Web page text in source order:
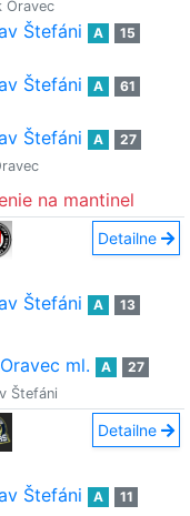
Oravec
Štefáni A
15
Štefáni A
61
Štefáni A
27
na mantinel
Detailne
Štefáni A
13
ml. A
27
Štefáni
Detailne
Štefáni A
11